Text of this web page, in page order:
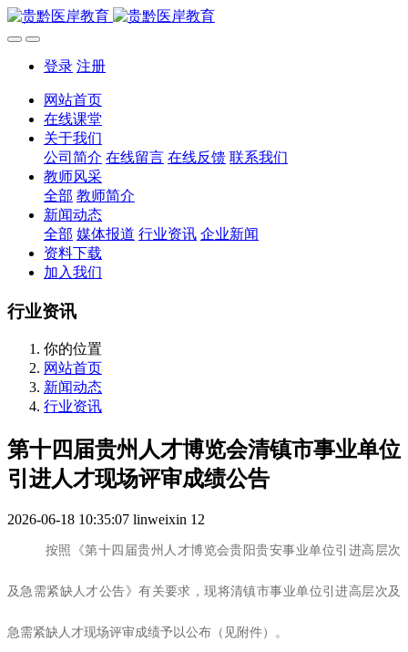
登录 注册
网站首页
在线课堂
关于我们
公司简介 在线留言 在线反馈 联系我们
教师风采
全部 教师简介
新闻动态
全部 媒体报道 行业资讯 企业新闻
资料下载
加入我们
行业资讯
你的位置
网站首页
新闻动态
行业资讯
第十四届贵州人才博览会清镇市事业单位
引进人才现场评审成绩公告
2026-06-18 10:35:07 linweixin 12
按照《第十四届贵州人才博览会贵阳贵安事业单位引进高层次
及急需紧缺人才公告》有关要求，现将清镇市事业单位引进高层次及
急需紧缺人才现场评审成绩予以公布（见附件）。